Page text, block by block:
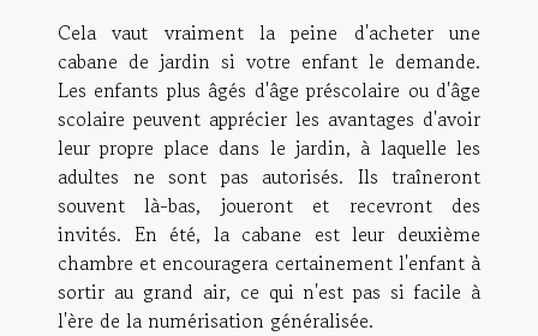
Cela vaut vraiment la peine d'acheter une
cabane de jardin si votre enfant le demande.
Les enfants plus âgés d'âge préscolaire ou d'âge
scolaire peuvent apprécier les avantages d'avoir
leur propre place dans le jardin, à laquelle les
adultes ne sont pas autorisés. Ils traîneront
souvent là-bas, joueront et recevront des
invités. En été, la cabane est leur deuxième
chambre et encouragera certainement l'enfant à
sortir au grand air, ce qui n'est pas si facile à
l'ère de la numérisation généralisée.